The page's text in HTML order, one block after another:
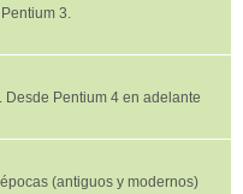
3.
Desde Pentium 4 en adelante
(antiguos y modernos)